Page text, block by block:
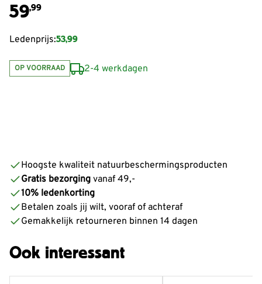
59,99
Ledenprijs:53,99
OP VOORRAAD 2-4 werkdagen
Hoogste kwaliteit natuurbeschermingsproducten
Gratis bezorging vanaf 49,-
10% ledenkorting
Betalen zoals jij wilt, vooraf of achteraf
Gemakkelijk retourneren binnen 14 dagen
Ook interessant